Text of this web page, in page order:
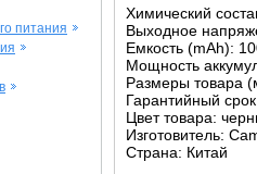
питания
Химический
Выходное
Емкость (mAh):
Мощность
Размеры товара
Гарантийный
Цвет товара:
Изготовитель:
Страна: Китай